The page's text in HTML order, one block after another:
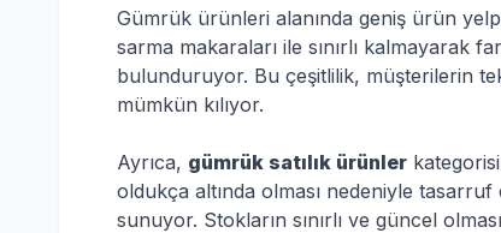
Gümrük ürünleri alanında geniş ürün
sarma makaraları ile sınırlı kalmayarak
bulunduruyor. Bu çeşitlilik, müşterilerin
mümkün kılıyor.
Ayrıca, gümrük satılık ürünler
oldukça altında olması nedeniyle
sunuyor. Stokların sınırlı ve güncel